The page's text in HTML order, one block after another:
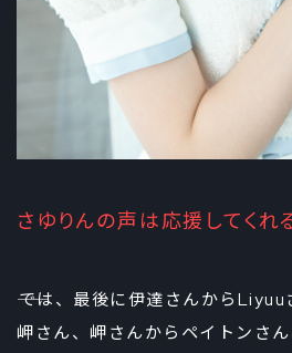
さゆりんの声は応援してくれ
――では、最後に伊達さんから
岬さん、岬さんからペイトンさ